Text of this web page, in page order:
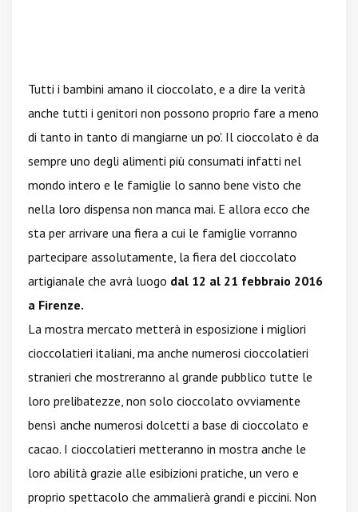
Tutti i bambini amano il cioccolato, e a dire la verità
anche tutti i genitori non possono proprio fare a meno
di tanto in tanto di mangiarne un po'. Il cioccolato è da
sempre uno degli alimenti più consumati infatti nel
mondo intero e le famiglie lo sanno bene visto che
nella loro dispensa non manca mai. E allora ecco che
sta per arrivare una fiera a cui le famiglie vorranno
partecipare assolutamente, la fiera del cioccolato
artigianale che avrà luogo dal 12 al 21 febbraio 2016
a Firenze.
La mostra mercato metterà in esposizione i migliori
cioccolatieri italiani, ma anche numerosi cioccolatieri
stranieri che mostreranno al grande pubblico tutte le
loro prelibatezze, non solo cioccolato ovviamente
bensì anche numerosi dolcetti a base di cioccolato e
cacao. I cioccolatieri metteranno in mostra anche le
loro abilità grazie alle esibizioni pratiche, un vero e
proprio spettacolo che ammalierà grandi e piccini. Non